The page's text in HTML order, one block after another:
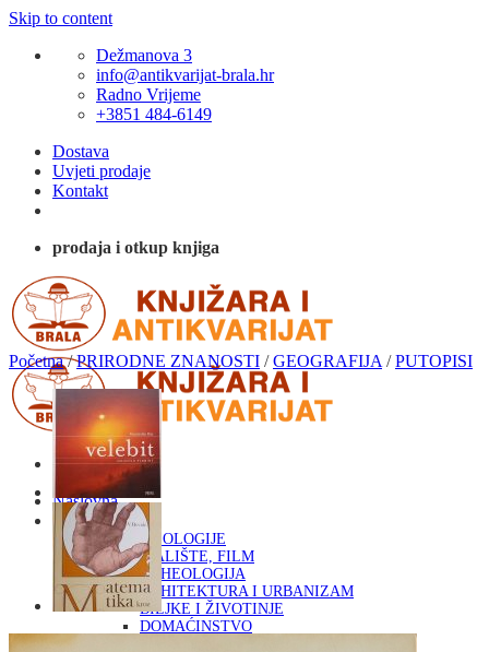
Skip to content
Dežmanova 3
info@antikvarijat-brala.hr
Radno Vrijeme
+3851 484-6149
Dostava
Uvjeti prodaje
Kontakt
prodaja i otkup knjiga
Naslovna
KNJIGE
OD ARHEOLOGIJE
DO KAZALIŠTE, FILM
ARHEOLOGIJA
ARHITEKTURA I URBANIZAM
BILJKE I ŽIVOTINJE
DOMAĆINSTVO
Početna / PRIRODNE ZNANOSTI / GEOGRAFIJA / PUTOPISI